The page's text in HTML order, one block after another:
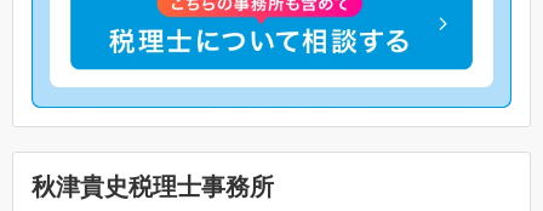
秋津貴史税理士事務所